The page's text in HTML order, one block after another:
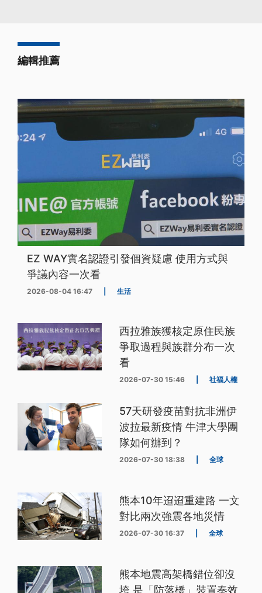
編輯推薦
EZ WAY實名認證引發個資疑慮 使用方式與
爭議內容一次看
2026-08-04 16:47 生活
西拉雅族獲核定原住民族
爭取過程與族群分布一次
看
2026-07-30 15:46 社福人權
57天研發疫苗對抗非洲伊
波拉最新疫情 牛津大學團
隊如何辦到？
2026-07-30 18:38 全球
熊本10年迢迢重建路 一文
對比兩次強震各地災情
2026-07-30 16:37 全球
熊本地震高架橋錯位卻沒
垮 是「防落橋」裝置奏效